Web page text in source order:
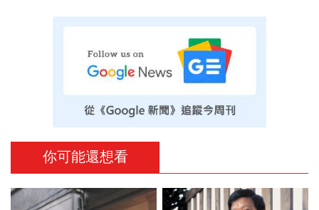
你可能還想看